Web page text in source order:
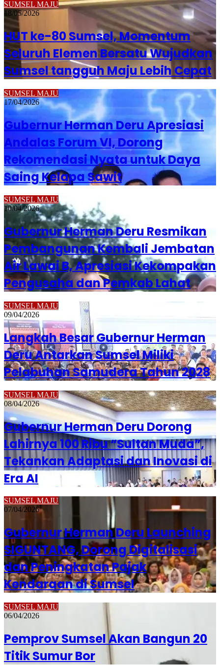
SUMSEL MAJU
18/05/2026
HUT ke-80 Sumsel, Momentum
Seluruh Elemen Bersatu Wujudkan
Sumsel tangguh Maju Lebih Cepat
SUMSEL MAJU
17/04/2026
Gubernur Herman Deru Apresiasi
Andalas Forum VI, Dorong
Rekomendasi Nyata untuk Daya
Saing Kelapa Sawit
SUMSEL MAJU
10/04/2026
Gubernur Herman Deru Resmikan
Pembangunan Kembali Jembatan
Air Lawai B, Apresiasi Kekompakan
Pengusaha dan Pemkab Lahat
SUMSEL MAJU
09/04/2026
Langkah Besar Gubernur Herman
Deru Antarkan Sumsel Miliki
Pelabuhan Samudera Tahun 2028
SUMSEL MAJU
08/04/2026
Gubernur Herman Deru Dorong
Lahirnya 100 Ribu “Sultan Muda”,
Tekankan Adaptasi dan Inovasi di
Era AI
SUMSEL MAJU
07/04/2026
Gubernur Herman Deru Launching
SIGUNTANG, Dorong Digitalisasi
dan Peningkatan Pajak
Kendaraan di Sumsel
SUMSEL MAJU
06/04/2026
Pemprov Sumsel Akan Bangun 20
Titik Sumur Bor